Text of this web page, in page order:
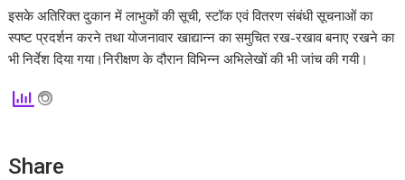
इसके अतिरिक्त दुकान में लाभुकों की सूची, स्टॉक एवं वितरण संबंधी सूचनाओं का
स्पष्ट प्रदर्शन करने तथा योजनावार खाद्यान्न का समुचित रख-रखाव बनाए रखने का
भी निर्देश दिया गया।निरीक्षण के दौरान विभिन्न अभिलेखों की भी जांच की गयी।
Share